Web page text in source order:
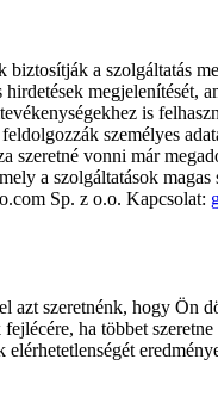
a szolgáltatás
megjelenítését,
is
személyes
szeretné vonni már
a szolgáltatások magas
Sp. z o.o. Kapcsolat:
szeretnénk, hogy Ön
ha többet